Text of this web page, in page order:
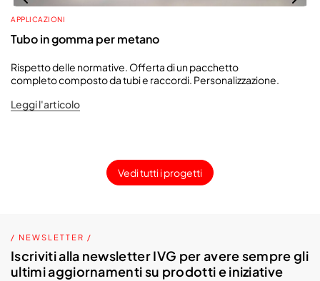
APPLICAZIONI
Tubo in gomma per metano
Rispetto delle normative. Offerta di un pacchetto
completo composto da tubi e raccordi. Personalizzazione.
Leggi l'articolo
Vedi tutti i progetti
/ NEWSLETTER /
Iscriviti alla newsletter IVG per avere sempre gli
ultimi aggiornamenti su prodotti e iniziative